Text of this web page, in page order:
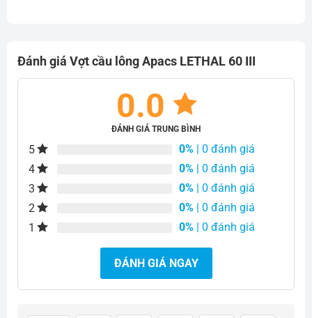
Đánh giá Vợt cầu lông Apacs LETHAL 60 III
0.0
ĐÁNH GIÁ TRUNG BÌNH
5 0% | 0 đánh giá
4
0% | 0 đánh giá
3
0% | 0 đánh giá
2
0% | 0 đánh giá
1
0% | 0 đánh giá
ĐÁNH GIÁ NGAY